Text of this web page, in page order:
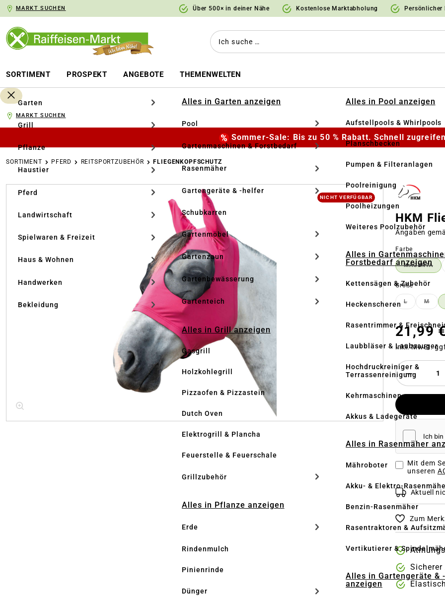
Zur Hauptnavigation springen
MARKT SUCHEN Über 500× in deiner Nähe Kostenlose Marktabholung Persönlicher
SORTIMENT PROSPEKT ANGEBOTE THEMENWELTEN
Garten
Grill
Pflanze
Haustier
Pferd
Landwirtschaft
Spielwaren & Freizeit
Haus & Wohnen
Handwerken
Bekleidung
Alles in Garten anzeigen
Pool
Gartenmaschinen & Forstbedarf
Rasenmäher
Gartengeräte & -helfer
Schubkarren
Gartenmöbel
Gartenzaun
Gartenbewässerung
Gartenteich
Alles in Grill anzeigen
Gasgrill
Holzkohlegrill
Pizzaofen & Pizzastein
Dutch Oven
Elektrogrill & Plancha
Feuerstelle & Feuerschale
Grillzubehör
Alles in Pflanze anzeigen
Erde
Rindenmulch
Pinienrinde
Dünger
Alles in Pool anzeigen
Aufstellpools & Whirlpools
Planschbecken
Pumpen & Filteranlagen
Poolreinigung
Poolheizungen
Weiteres Poolzubehör
Alles in
Forstbedarf anzeigen
Kettensägen & Zubehör
Heckenscheren
Rasentrimmer &
Laubbläser & Laubsauger
Hochdruckreiniger &
Terrassenreinigung
Kehrmaschinen
Akkus & Ladegeräte
Alles in Rasenmäher
Mähroboter
Akku- & Elektro-
Benzin-Rasenmäher
Rasentraktoren &
Vertikutierer &
Alles in Gartengeräte &
anzeigen
MARKT SUCHEN
Sommer-Sale: Bis zu 50 % Rabatt. Schnell
SORTIMENT PFERD REITSPORTZUBEHÖR FLIEGENKOPFSCHUTZ
Bildergalerie überspringen
NICHT VERFÜGBAR
HKM
Angaben
Farbe
MAGENTA
(DIESE
Größeauswählen
L(DIESEM
21,99
inkl. MwSt.
Mit dem
unseren
Aktuell
Zum
Sicherer